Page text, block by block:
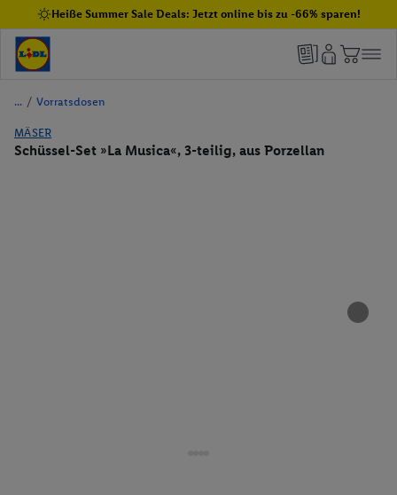
Heiße Summer Sale Deals: Jetzt online bis zu -66% sparen!
/ Vorratsdosen
MÄSER
Schüssel-Set »La Musica«, 3-teilig, aus Porzellan